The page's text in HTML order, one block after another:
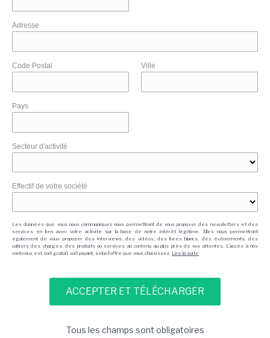
Adresse
Code Postal Ville
Pays
Secteur d'activité
Effectif de votre société
Les données que vous nous communiquez nous permettront de vous proposer des newsletters et des
services en lien avec votre activité sur la base de notre intérêt légitime. Elles nous permettront
également de vous proposer des interviews, des vidéos, des livres blancs, des événements, des
cahiers des charges, des produits ou services au contenu au plus près de vos attentes. L'accès à nos
contenus est soit gratuit soit payant, selon l'offre que vous choisissez. Lire la suite
Tous les champs sont obligatoires